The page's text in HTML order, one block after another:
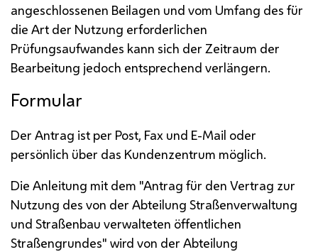
angeschlossenen Beilagen und vom Umfang des für
die Art der Nutzung erforderlichen
Prüfungsaufwandes kann sich der Zeitraum der
Bearbeitung jedoch entsprechend verlängern.
Formular
Der Antrag ist per Post, Fax und E-Mail oder
persönlich über das Kundenzentrum möglich.
Die Anleitung mit dem "Antrag für den Vertrag zur
Nutzung des von der Abteilung Straßenverwaltung
und Straßenbau verwalteten öffentlichen
Straßengrundes" wird von der Abteilung